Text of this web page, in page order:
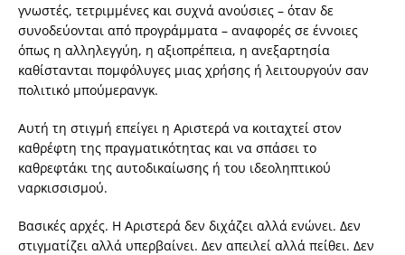
γνωστές, τετριμμένες και συχνά ανούσιες – όταν δε
συνοδεύονται από προγράμματα – αναφορές σε έννοιες
όπως η αλληλεγγύη, η αξιοπρέπεια, η ανεξαρτησία
καθίστανται πομφόλυγες μιας χρήσης ή λειτουργούν σαν
πολιτικό μπούμερανγκ.
Αυτή τη στιγμή επείγει η Αριστερά να κοιταχτεί στον
καθρέφτη της πραγματικότητας και να σπάσει το
καθρεφτάκι της αυτοδικαίωσης ή του ιδεοληπτικού
ναρκισσισμού.
Βασικές αρχές. Η Αριστερά δεν διχάζει αλλά ενώνει. Δεν
στιγματίζει αλλά υπερβαίνει. Δεν απειλεί αλλά πείθει. Δεν